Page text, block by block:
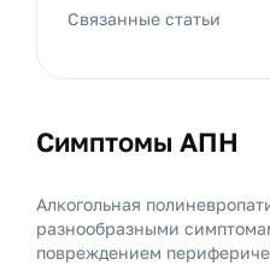
Симптомы АПН
Алкогольная
разнообразными
повреждением
Связанные статьи